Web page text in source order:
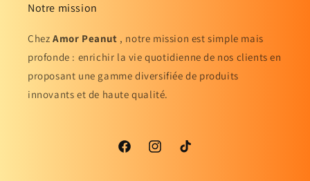
Notre mission
Chez Amor Peanut , notre mission est simple mais
profonde : enrichir la vie quotidienne de nos clients en
proposant une gamme diversifiée de produits
innovants et de haute qualité.
FacebookInstagramTikTok